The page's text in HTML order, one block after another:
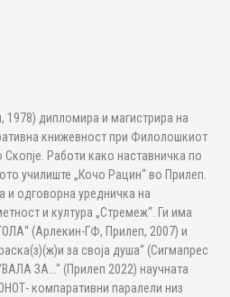
1978) дипломира и магистрира на
книжевност при Филолошкиот
Работи како наставничка по
училиште „Кочо Рацин“ во Прилеп.
и одговорна уредничка на
и култура „Стремеж“. Ги има
(Арлекин-ГФ, Прилеп, 2007) и
за своја душа“ (Сигмапрес
ЗА...“ (Прилеп 2022) научната
компаративни паралели низ